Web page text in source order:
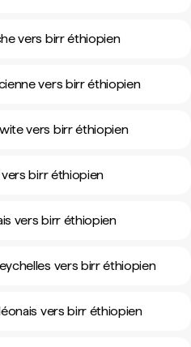
vers birr éthiopien
vers birr éthiopien
vers birr éthiopien
vers birr éthiopien
vers birr éthiopien
vers birr éthiopien
vers birr éthiopien